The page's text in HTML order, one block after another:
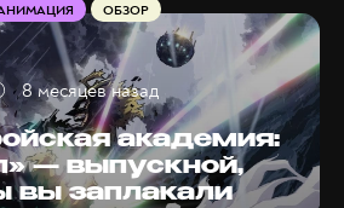
академия:
— выпускной,
вы заплакали
ОБЗОР
8 месяцев назад